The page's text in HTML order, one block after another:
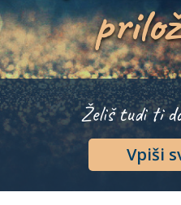
Želiš tudi ti
Vpiši